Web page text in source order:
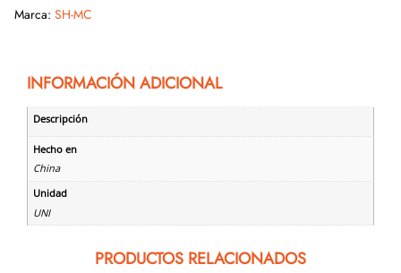
Marca: SH-MC
INFORMACIÓN ADICIONAL
Descripción
Hecho en
China
Unidad
UNI
PRODUCTOS RELACIONADOS